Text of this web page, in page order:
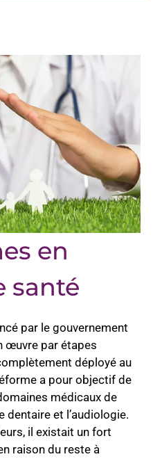
en
santé
par le gouvernement
œuvre par étapes
déployé au
a pour objectif de
médicaux de
dentaire et l’audiologie.
il existait un fort
raison du reste à